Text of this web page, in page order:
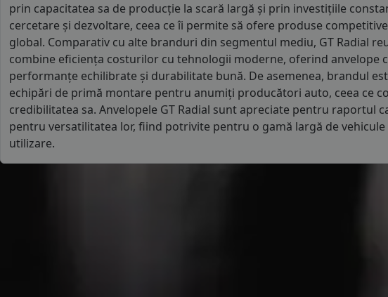
prin capacitatea sa de producție la scară largă și prin investițiile
cercetare și dezvoltare, ceea ce îi permite să ofere produse
global. Comparativ cu alte branduri din segmentul mediu, GT Radial
combine eficiența costurilor cu tehnologii moderne, oferind anvelope
performanțe echilibrate și durabilitate bună. De asemenea, brandul
echipări de primă montare pentru anumiți producători auto, ceea ce
credibilitatea sa. Anvelopele GT Radial sunt apreciate pentru raportul
pentru versatilitatea lor, fiind potrivite pentru o gamă largă de
utilizare.